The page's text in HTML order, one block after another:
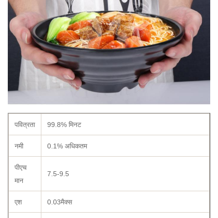
पवित्रता 99.8% मिनट
नमी 0.1% अधिकतम
पीएच
मान
7.5-9.5
एश 0.03मैक्स